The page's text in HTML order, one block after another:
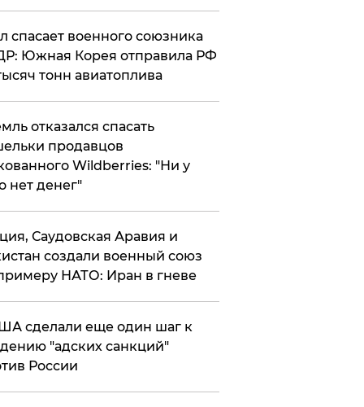
спасает военного союзника
Южная Корея отправила РФ
тонн авиатоплива
отказался спасать
продавцов
Wildberries: "Ни у
нет денег"
Саудовская Аравия и
создали военный союз
НАТО: Иран в гневе
сделали еще один шаг к
"адских санкций"
России